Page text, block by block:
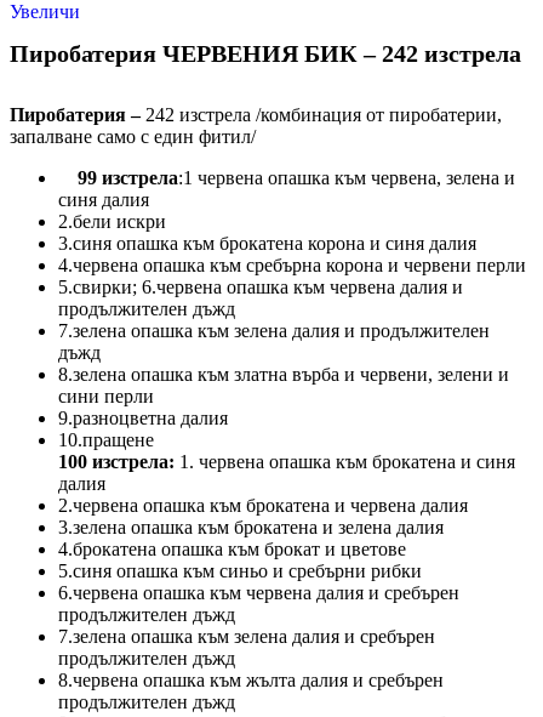
Увеличи
Пиробатерия ЧЕРВЕНИЯ БИК – 242 изстрела
Пиробатерия –242 изстрела /комбинация от пиробатерии,
запалване само с един фитил/
99 изстрела:1 червена опашка към червена, зелена и
синя далия
2.бели искри
3.синя опашка към брокатена корона и синя далия
4.червена опашка към сребърна корона и червени перли
5.свирки; 6.червена опашка към червена далия и
продължителен дъжд
7.зелена опашка към зелена далия и продължителен
дъжд
8.зелена опашка към златна върба и червени, зелени и
сини перли
9.разноцветна далия
10.пращене
100 изстрела: 1. червена опашка към брокатена и синя
далия
2.червена опашка към брокатена и червена далия
3.зелена опашка към брокатена и зелена далия
4.брокатена опашка към брокат и цветове
5.синя опашка към синьо и сребърни рибки
6.червена опашка към червена далия и сребърен
продължителен дъжд
7.зелена опашка към зелена далия и сребърен
продължителен дъжд
8.червена опашка към жълта далия и сребърен
продължителен дъжд